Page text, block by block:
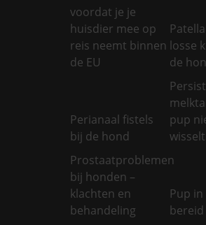
voordat je je
huisdier mee op
reis neemt binnen
de EU
losse
de
Perianaal fistels
bij de hond
pup
wisselt
Prostaatproblemen
bij honden –
klachten en
behandeling
Pup
bereid